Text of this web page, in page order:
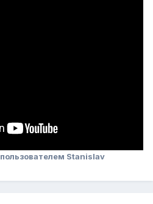
пользователем Stanislav